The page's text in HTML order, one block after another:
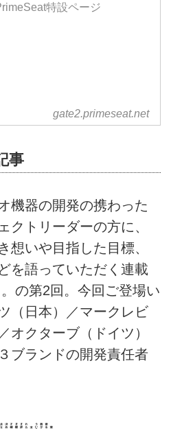
特設ページ
gate2.primeseat.net
事
機器の開発の携わった
クトリーダーの方に、
想いや目指した目標、
を語っていただく連載
。の第2回。今回ご登場い
（日本）／マークレビ
オクターブ（ドイツ）
ブランドの開発責任者